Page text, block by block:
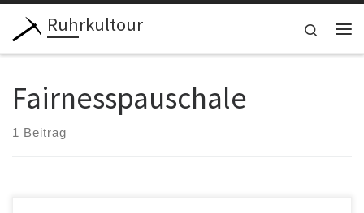
Zum Inhalt springen
Ruhrkultour
Search
Fairnesspauschale
1 Beitrag